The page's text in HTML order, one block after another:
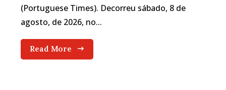
(Portuguese Times). Decorreu sábado, 8 de
agosto, de 2026, no...
Read More